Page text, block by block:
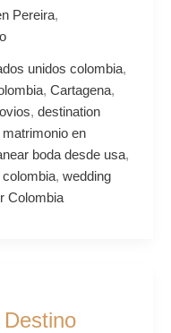
Pereira,
unidos colombia,
, Cartagena,
, destination
matrimonio en
boda desde usa,
, wedding
Colombia